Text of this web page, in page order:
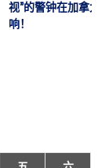
视”的警钟在加拿大
响！